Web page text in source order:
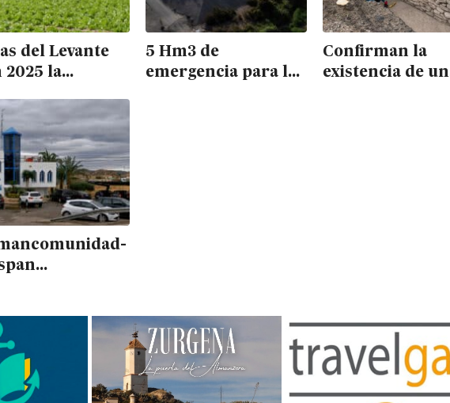
del Levante
la
la
5 Hm3 de
emergencia para los
Confirman la
existencia de un
prevé
de Vera a
después de 37